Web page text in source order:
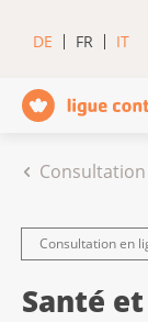
DE FR IT
Consultation
Consultation en
Santé